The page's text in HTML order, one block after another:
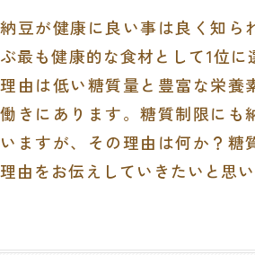
納豆が健康に良い事は良く知ら
ぶ最も健康的な食材として1位に
理由は低い糖質量と豊富な栄養
働きにあります。糖質制限にも
いますが、その理由は何か？糖
理由をお伝えしていきたいと思い